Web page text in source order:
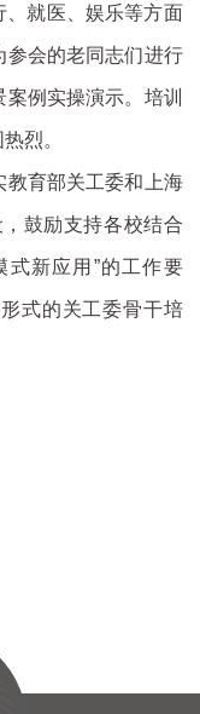
、就医、娱乐等方面
参会的老同志们进行
例实操演示。培训
烈。
教育部关工委和上海
鼓励支持各校结合
新应用”的工作要
式的关工委骨干培